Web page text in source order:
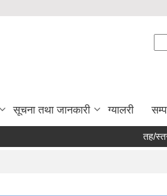
सूचना तथा जानकारी ग्यालरी
तह/स्तर